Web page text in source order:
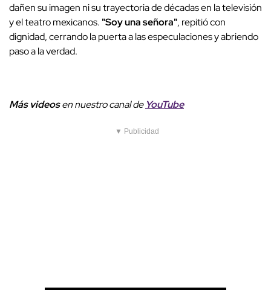
dañen su imagen ni su trayectoria de décadas en la televisión
y el teatro mexicanos. "Soy una señora", repitió con
dignidad, cerrando la puerta a las especulaciones y abriendo
paso a la verdad.
Más videosen nuestro canal de YouTube
▼ Publicidad